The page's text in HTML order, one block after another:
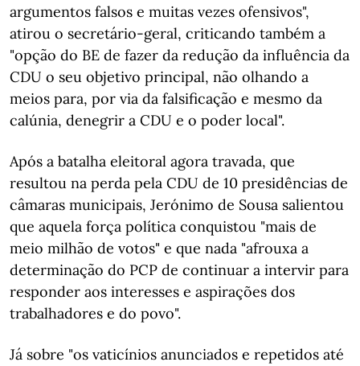
argumentos falsos e muitas vezes ofensivos",
atirou o secretário-geral, criticando também a
"opção do BE de fazer da redução da influência da
CDU o seu objetivo principal, não olhando a
meios para, por via da falsificação e mesmo da
calúnia, denegrir a CDU e o poder local".
Após a batalha eleitoral agora travada, que
resultou na perda pela CDU de 10 presidências de
câmaras municipais, Jerónimo de Sousa salientou
que aquela força política conquistou "mais de
meio milhão de votos" e que nada "afrouxa a
determinação do PCP de continuar a intervir para
responder aos interesses e aspirações dos
trabalhadores e do povo".
Já sobre "os vaticínios anunciados e repetidos até